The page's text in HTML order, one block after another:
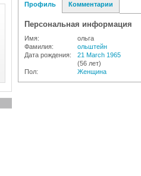
Профиль Комментарии
Персональная информация
Имя:
ольга
Фамилия:
ольштейн
Дата рождения:
21 March 1965
(56 лет)
Пол:
Женщина